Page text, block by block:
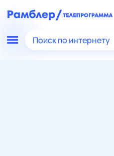
Поиск по интернету